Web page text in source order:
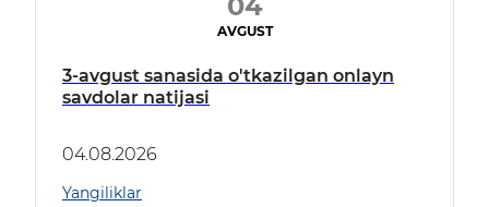
AVGUST
3-avgust sanasida o'tkazilgan onlayn
savdolar natijasi
04.08.2026
Yangiliklar